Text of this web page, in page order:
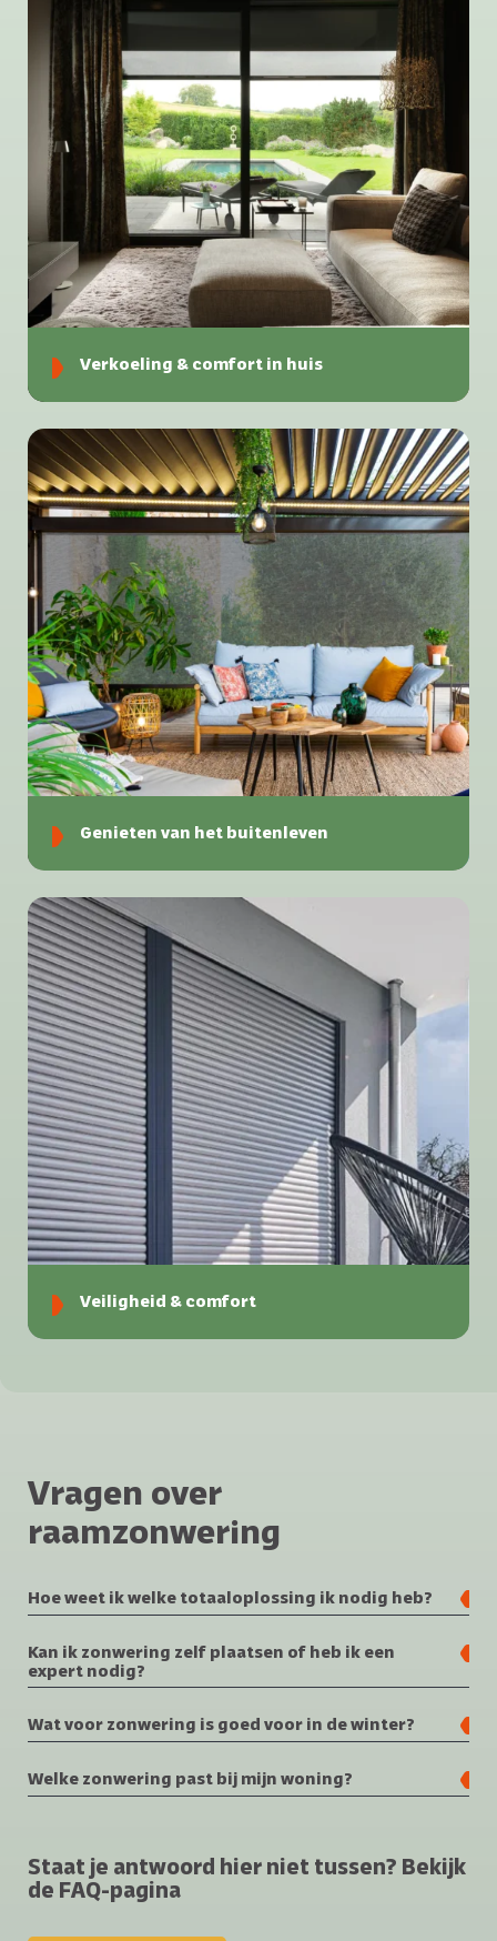
Verkoeling & comfort in huis
Genieten van het buitenleven
Veiligheid & comfort
Vragen over
raamzonwering
Hoe weet ik welke totaaloplossing ik nodig heb?
Kan ik zonwering zelf plaatsen of heb ik een
expert nodig?
Wat voor zonwering is goed voor in de winter?
Welke zonwering past bij mijn woning?
Staat je antwoord hier niet tussen? Bekijk
de FAQ-pagina